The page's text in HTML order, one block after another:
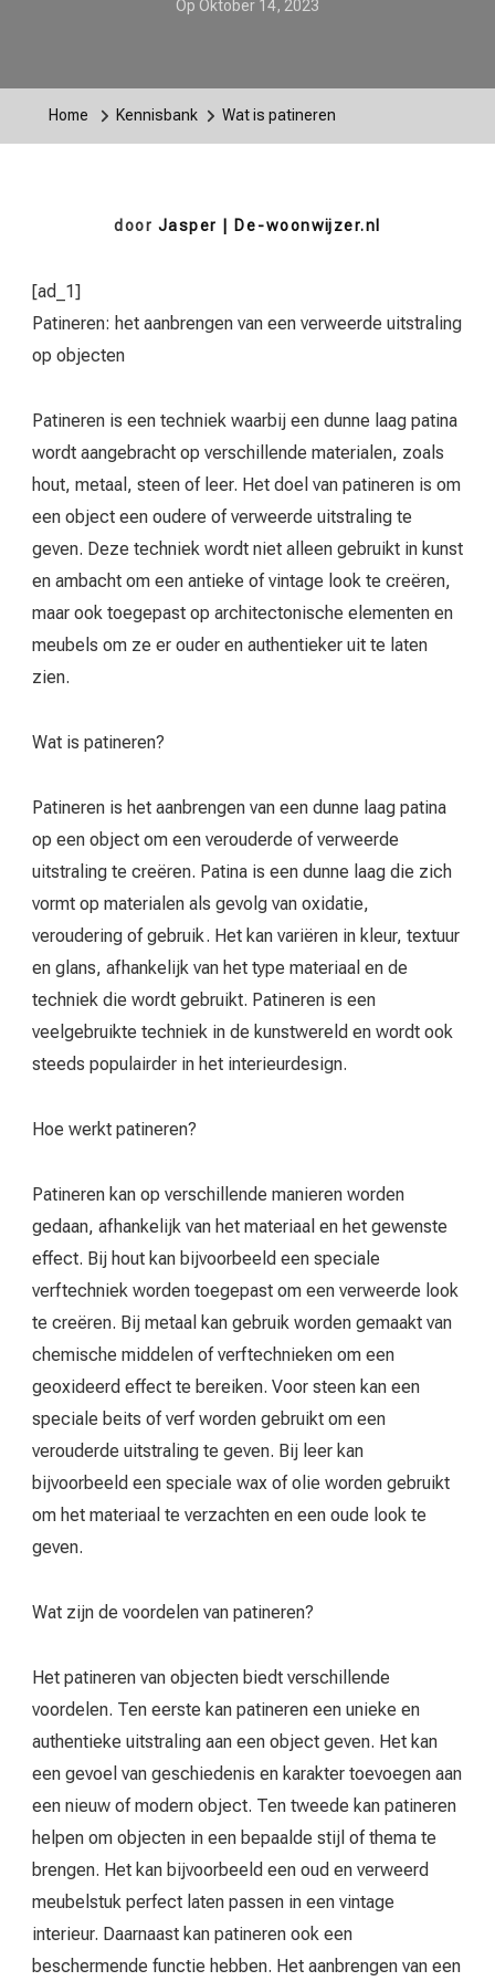
Op Oktober 14, 2023
Home Kennisbank Wat is patineren
door Jasper | De-woonwijzer.nl
[ad_1]
Patineren: het aanbrengen van een verweerde uitstraling
op objecten
Patineren is een techniek waarbij een dunne laag patina
wordt aangebracht op verschillende materialen, zoals
hout, metaal, steen of leer. Het doel van patineren is om
een object een oudere of verweerde uitstraling te
geven. Deze techniek wordt niet alleen gebruikt in kunst
en ambacht om een antieke of vintage look te creëren,
maar ook toegepast op architectonische elementen en
meubels om ze er ouder en authentieker uit te laten
zien.
Wat is patineren?
Patineren is het aanbrengen van een dunne laag patina
op een object om een verouderde of verweerde
uitstraling te creëren. Patina is een dunne laag die zich
vormt op materialen als gevolg van oxidatie,
veroudering of gebruik. Het kan variëren in kleur, textuur
en glans, afhankelijk van het type materiaal en de
techniek die wordt gebruikt. Patineren is een
veelgebruikte techniek in de kunstwereld en wordt ook
steeds populairder in het interieurdesign.
Hoe werkt patineren?
Patineren kan op verschillende manieren worden
gedaan, afhankelijk van het materiaal en het gewenste
effect. Bij hout kan bijvoorbeeld een speciale
verftechniek worden toegepast om een verweerde look
te creëren. Bij metaal kan gebruik worden gemaakt van
chemische middelen of verftechnieken om een
geoxideerd effect te bereiken. Voor steen kan een
speciale beits of verf worden gebruikt om een
verouderde uitstraling te geven. Bij leer kan
bijvoorbeeld een speciale wax of olie worden gebruikt
om het materiaal te verzachten en een oude look te
geven.
Wat zijn de voordelen van patineren?
Het patineren van objecten biedt verschillende
voordelen. Ten eerste kan patineren een unieke en
authentieke uitstraling aan een object geven. Het kan
een gevoel van geschiedenis en karakter toevoegen aan
een nieuw of modern object. Ten tweede kan patineren
helpen om objecten in een bepaalde stijl of thema te
brengen. Het kan bijvoorbeeld een oud en verweerd
meubelstuk perfect laten passen in een vintage
interieur. Daarnaast kan patineren ook een
beschermende functie hebben. Het aanbrengen van een